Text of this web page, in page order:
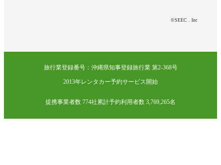
©SEEC . Inc
旅行業登録番号：沖縄県知事登録旅行業 第2-368号
2013年レンタカー予約サービス開始
提携事業者数 774社累計予約利用者数 3,769,265名